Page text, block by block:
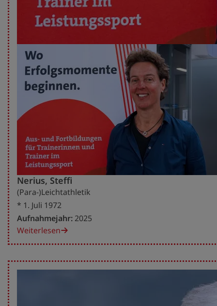
Nerius, Steffi
(Para-)Leichtathletik
* 1. Juli 1972
Aufnahmejahr: 2025
Weiterlesen